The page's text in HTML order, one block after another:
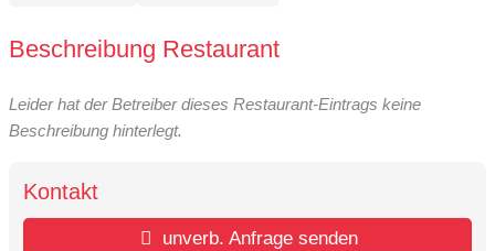
Beschreibung Restaurant
Leider hat der Betreiber dieses Restaurant-Eintrags keine
Beschreibung hinterlegt.
Kontakt
unverb. Anfrage senden